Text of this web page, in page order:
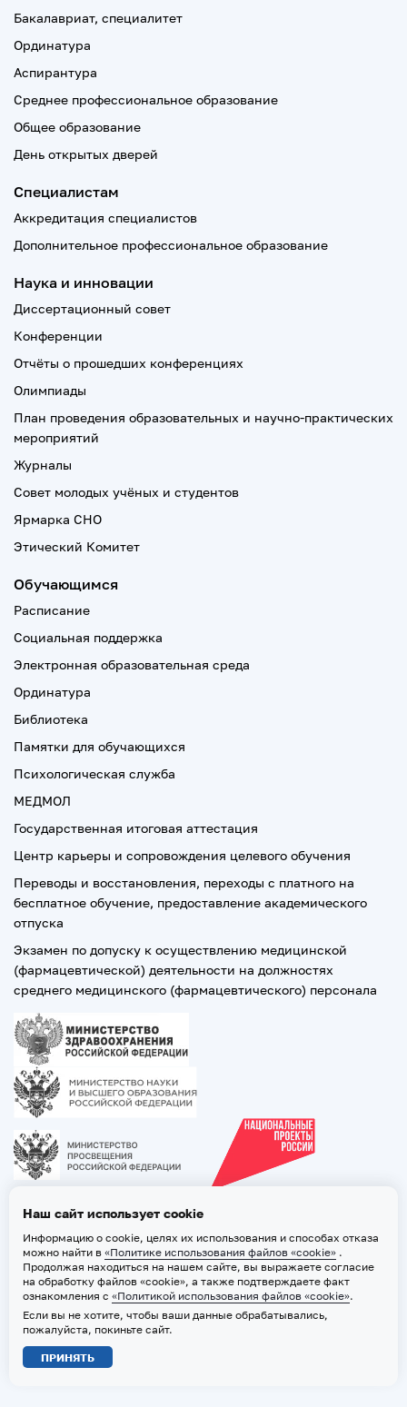
Бакалавриат, специалитет
Ординатура
Аспирантура
Среднее профессиональное образование
Общее образование
День открытых дверей
Специалистам
Аккредитация специалистов
Дополнительное профессиональное образование
Наука и инновации
Диссертационный совет
Конференции
Отчёты о прошедших конференциях
Олимпиады
План проведения образовательных и научно-практических
мероприятий
Журналы
Совет молодых учёных и студентов
Ярмарка СНО
Этический Комитет
Обучающимся
Расписание
Социальная поддержка
Электронная образовательная среда
Ординатура
Библиотека
Памятки для обучающихся
Психологическая служба
МЕДМОЛ
Государственная итоговая аттестация
Центр карьеры и сопровождения целевого обучения
Переводы и восстановления, переходы с платного на
бесплатное обучение, предоставление академического
отпуска
Экзамен по допуску к осуществлению медицинской
(фармацевтической) деятельности на должностях
среднего медицинского (фармацевтического) персонала
2026 © ТВГМУ. Все права защищены
Политика обработки персональных данных
Политика использования файлов «cookie»
Наш сайт использует cookie
Информацию о cookie, целях их использования и способах отказа
можно найти в «Политике использования файлов «cookie» .
Продолжая находиться на нашем сайте, вы выражаете согласие
на обработку файлов «cookie», а также подтверждаете факт
ознакомления с «Политикой использования файлов «cookie».
Если вы не хотите, чтобы ваши данные обрабатывались,
пожалуйста, покиньте сайт.
ПРИНЯТЬ